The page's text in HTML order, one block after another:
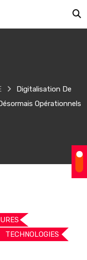
Digitalisation De
Opérationnels
TECHNOLOGIES